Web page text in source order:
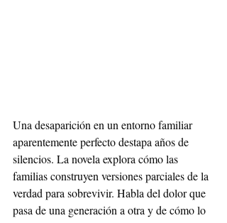
Una desaparición en un entorno familiar
aparentemente perfecto destapa años de
silencios. La novela explora cómo las
familias construyen versiones parciales de la
verdad para sobrevivir. Habla del dolor que
pasa de una generación a otra y de cómo lo